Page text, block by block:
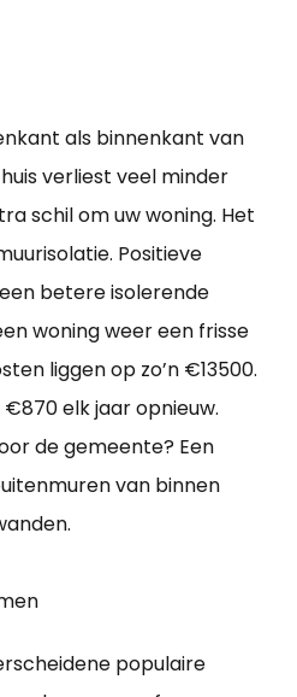
als binnenkant van
verliest veel minder
schil om uw woning. Het
Positieve
betere isolerende
woning weer een frisse
liggen op zo’n €13500.
elk jaar opnieuw.
de gemeente? Een
van binnen
populaire